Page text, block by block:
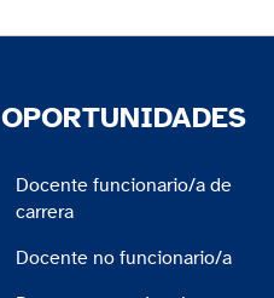
OPORTUNIDADES
Docente funcionario/a de
carrera
Docente no funcionario/a